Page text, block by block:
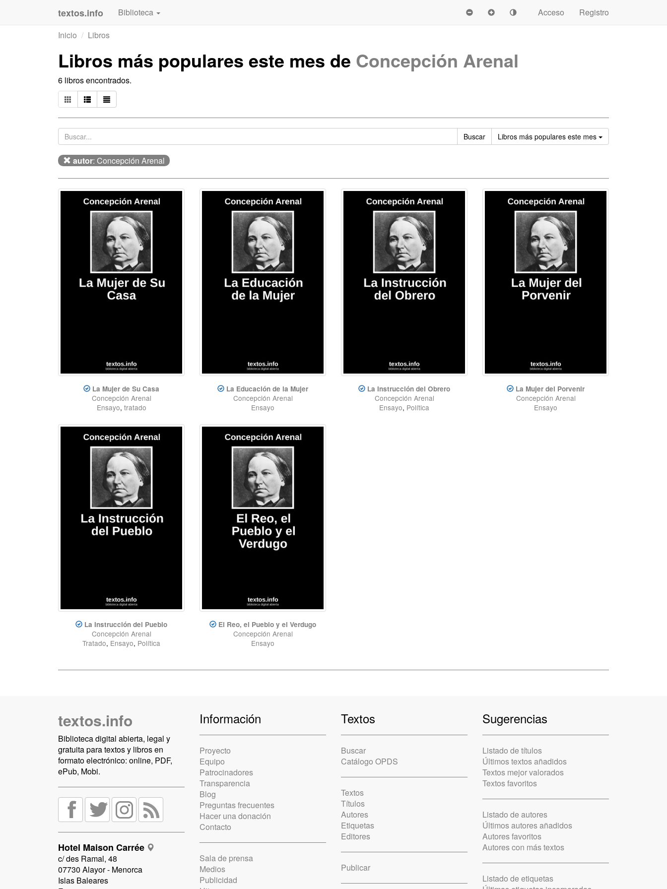
textos.info Biblioteca Acceso
Registro
Inicio
Libros
Libros más populares este mes de Concepción Arenal
6 libros encontrados.
Buscar Libros más populares este mes Ordenar
autor: Concepción Arenal
La Mujer de Su Casa
Concepción Arenal
Ensayo, tratado
La Educación de la Mujer
Concepción Arenal
Ensayo
La Instrucción del Obrero
Concepción Arenal
Ensayo, Política
La Mujer del Porvenir
Concepción Arenal
Ensayo
La Instrucción del Pueblo
Concepción Arenal
Tratado, Ensayo, Política
El Reo, el Pueblo y el Verdugo
Concepción Arenal
Ensayo
textos.info
Biblioteca digital abierta, legal y
gratuita para textos y libros en
formato electrónico: online, PDF,
ePub, Mobi.
Hotel Maison Carrée
c/ des Ramal, 48
07730 Alayor - Menorca
Islas Baleares
Información
Proyecto
Equipo
Patrocinadores
Transparencia
Blog
Preguntas frecuentes
Hacer una donación
Contacto
Sala de prensa
Medios
Publicidad
Textos
Buscar
Catálogo OPDS
Textos
Títulos
Autores
Etiquetas
Editores
Publicar
Sugerencias
Listado de títulos
Últimos textos añadidos
Textos mejor valorados
Textos favoritos
Listado de autores
Últimos autores añadidos
Autores favoritos
Autores con más textos
Listado de etiquetas